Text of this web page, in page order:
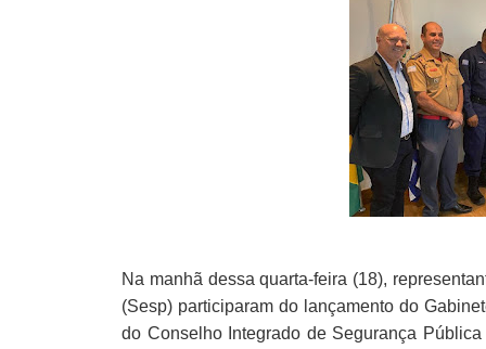
Na manhã dessa quarta-feira (18),
(Sesp) participaram do lançamento do
do Conselho Integrado de Segurança